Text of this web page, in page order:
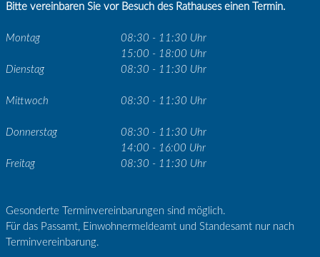
Bitte vereinbaren Sie vor Besuch des Rathauses einen Termin.
Montag
08:30 - 11:30 Uhr
15:00 - 18:00 Uhr
Dienstag
08:30 - 11:30 Uhr
Mittwoch 08:30 - 11:30 Uhr
Donnerstag
08:30 - 11:30 Uhr
14:00 - 16:00 Uhr
Freitag
08:30 - 11:30 Uhr
Gesonderte Terminvereinbarungen sind möglich.
Für das Passamt, Einwohnermeldeamt und Standesamt nur nach
Terminvereinbarung.